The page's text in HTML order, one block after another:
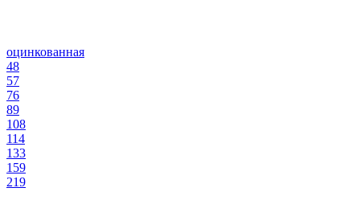
оцинкованная
48
57
76
89
108
114
133
159
219